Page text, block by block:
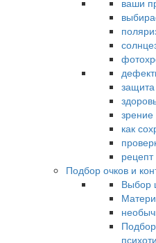
ваши
зрение
как
рецепт
Подбор очков и
Выбор